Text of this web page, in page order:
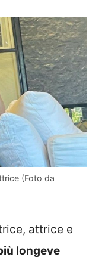
(Foto da
attrice e
longeve